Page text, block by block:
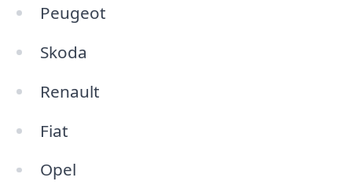
Peugeot
Skoda
Renault
Fiat
Opel